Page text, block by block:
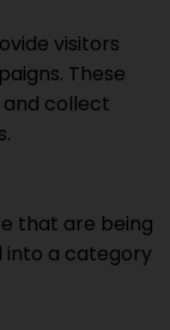
visitors
These
collect
that are being
into a category